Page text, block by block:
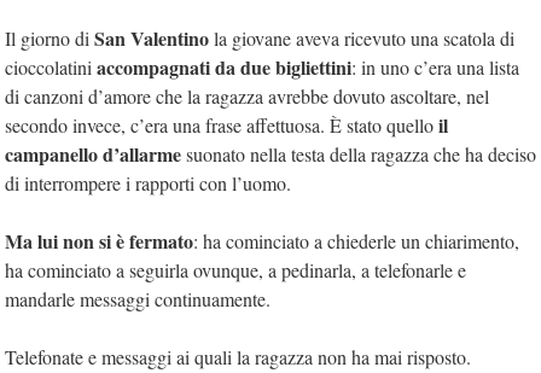
Il giorno di San Valentinola giovane aveva ricevuto una scatola di
cioccolatini accompagnati da due bigliettini: in uno c’era una lista
di canzoni d’amore che la ragazza avrebbe dovuto ascoltare, nel
secondo invece, c’era una frase affettuosa. È stato quelloil
campanello d’allarmesuonato nella testa della ragazza che ha deciso
di interrompere i rapporti con l’uomo.
Ma lui non si è fermato: ha cominciato a chiederle un chiarimento,
ha cominciato a seguirla ovunque, a pedinarla, a telefonarle e
mandarle messaggi continuamente.
Telefonate e messaggi ai quali la ragazza non ha mai risposto.